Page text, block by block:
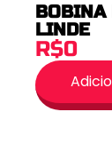
BOBINA
LINDE
R$0